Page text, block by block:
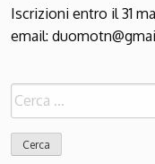
Iscrizioni entro il 31
email:
Ricerca
per: